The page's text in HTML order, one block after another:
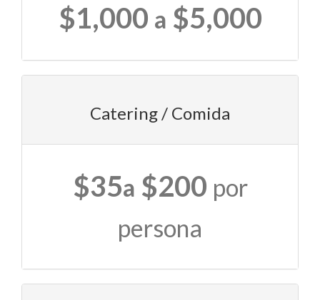
$1,000 a $5,000
Catering / Comida
$35a $200 por
persona